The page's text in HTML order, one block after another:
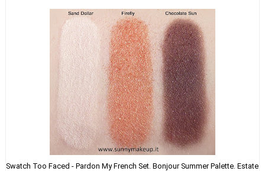
Swatch Too Faced - Pardon My French Set. Bonjour Summer Palette. Estate